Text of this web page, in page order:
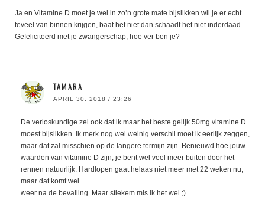
Ja en Vitamine D moet je wel in zo’n grote mate bijslikken wil je er echt
teveel van binnen krijgen, baat het niet dan schaadt het niet inderdaad.
Gefeliciteerd met je zwangerschap, hoe ver ben je?
TAMARA
APRIL 30, 2018 / 23:26
De verloskundige zei ook dat ik maar het beste gelijk 50mg vitamine D
moest bijslikken. Ik merk nog wel weinig verschil moet ik eerlijk zeggen,
maar dat zal misschien op de langere termijn zijn. Benieuwd hoe jouw
waarden van vitamine D zijn, je bent wel veel meer buiten door het
rennen natuurlijk. Hardlopen gaat helaas niet meer met 22 weken nu,
maar dat komt wel
weer na de bevalling. Maar stiekem mis ik het wel ;)…